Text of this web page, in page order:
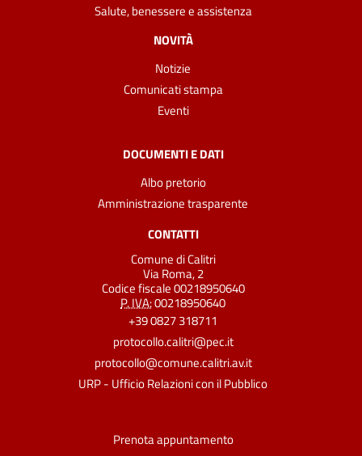
Salute, benessere e assistenza
NOVITÀ
Notizie
Comunicati stampa
Eventi
DOCUMENTI E DATI
Albo pretorio
Amministrazione trasparente
CONTATTI
Comune di Calitri
Via Roma, 2
Codice fiscale 00218950640
P. IVA:00218950640
+39 0827 318711
protocollo.calitri@pec.it
protocollo@comune.calitri.av.it
URP - Ufficio Relazioni con il Pubblico
Prenota appuntamento